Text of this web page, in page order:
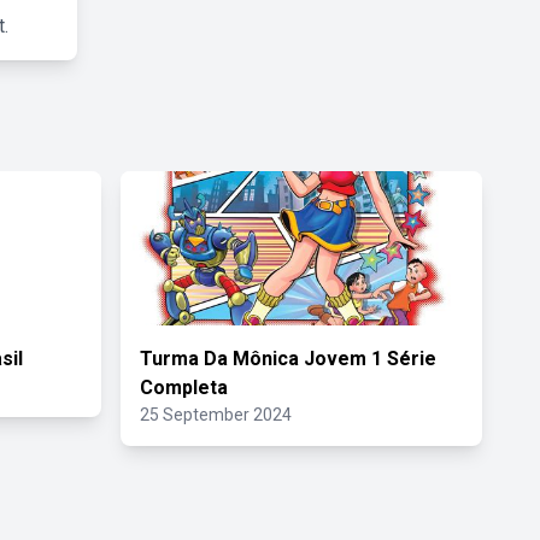
Turma Da Mônica Jovem 1 Série
Completa
25 September 2024